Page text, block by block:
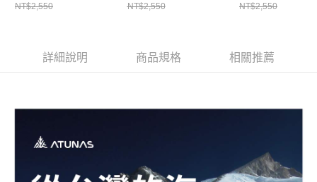
付款後7-11取貨
新竹貨運
付款後門市自取
每筆NT$80，滿NT$790(含以上)免運費
保暖)
NT$2,550
保暖)
NT$2,550
保暖/中長版)
NT$2,550
詳細說明 商品規格 相關推薦